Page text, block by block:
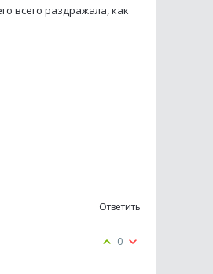
всего раздражала, как
Ответить
0